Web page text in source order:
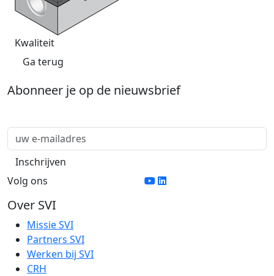
Kwaliteit
Ga terug
Abonneer je op de nieuwsbrief
Volg ons
Over SVI
Missie SVI
Partners SVI
Werken bij SVI
CRH